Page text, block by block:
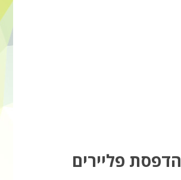
הדפסת פליירים